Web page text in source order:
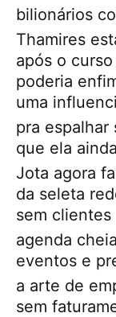
bilionários
Thamires
após o
poderia
uma
pra espalhar
que ela
Jota agora
da seleta
sem clientes
agenda
eventos e
a arte de
sem